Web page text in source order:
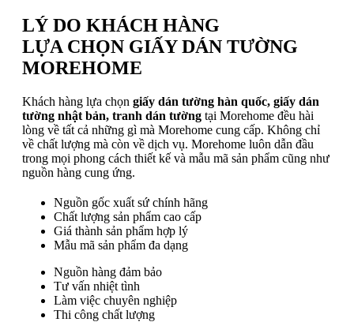
LÝ DO KHÁCH HÀNG
LỰA CHỌN GIẤY DÁN TƯỜNG
MOREHOME
Khách hàng lựa chọn giấy dán tường hàn quốc, giấy dán
tường nhật bản, tranh dán tường tại Morehome đều hài
lòng về tất cả những gì mà Morehome cung cấp. Không chỉ
về chất lượng mà còn về dịch vụ. Morehome luôn dẫn đầu
trong mọi phong cách thiết kế và mẫu mã sản phẩm cũng như
nguồn hàng cung ứng.
Nguồn gốc xuất sứ chính hãng
Chất lượng sản phẩm cao cấp
Giá thành sản phẩm hợp lý
Mẫu mã sản phẩm đa dạng
Nguồn hàng đảm bảo
Tư vấn nhiệt tình
Làm việc chuyên nghiệp
Thi công chất lượng